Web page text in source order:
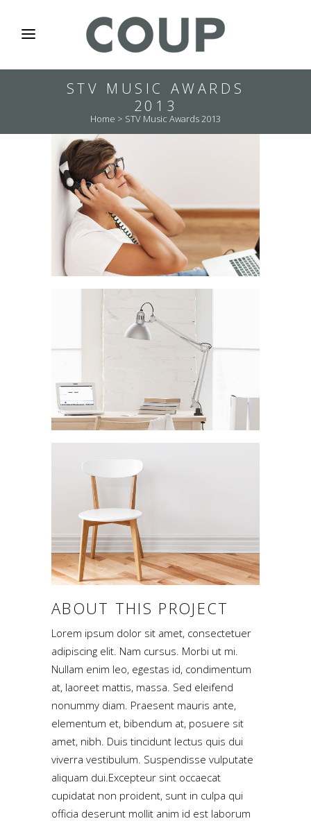
STV MUSIC AWARDS
2013
Home > STV Music Awards 2013
ABOUT THIS PROJECT
Lorem ipsum dolor sit amet, consectetuer
adipiscing elit. Nam cursus. Morbi ut mi.
Nullam enim leo, egestas id, condimentum
at, laoreet mattis, massa. Sed eleifend
nonummy diam. Praesent mauris ante,
elementum et, bibendum at, posuere sit
amet, nibh. Duis tincidunt lectus quis dui
viverra vestibulum. Suspendisse vulputate
aliquam dui.Excepteur sint occaecat
cupidatat non proident, sunt in culpa qui
officia deserunt mollit anim id est laborum